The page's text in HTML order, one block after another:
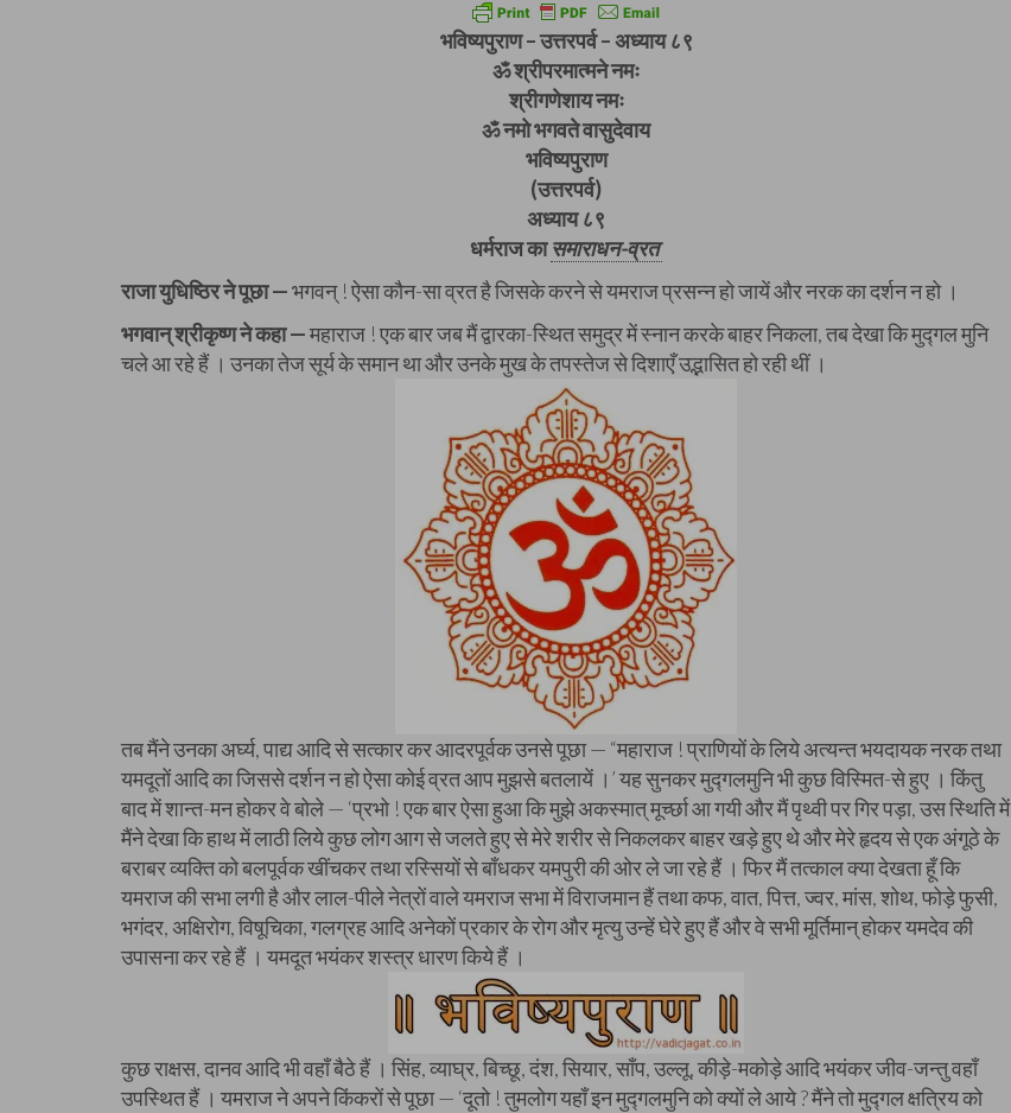
भविष्यपुराण – उत्तरपर्व – अध्याय ८९
ॐ श्रीपरमात्मने नमः
श्रीगणेशाय नमः
ॐ नमो भगवते वासुदेवाय
भविष्यपुराण
(उत्तरपर्व)
अध्याय ८९
धर्मराज कासमाराधन-व्रत
राजा युधिष्ठिर ने पूछा —भगवन् ! ऐसा कौन-सा व्रत है जिसके करने से यमराज प्रसन्न हो जायें और नरक का दर्शन न हो ।
भगवान् श्रीकृष्ण ने कहा —महाराज ! एक बार जब मैं द्वारका-स्थित समुद्र में स्नान करके बाहर निकला, तब देखा कि मुद्गल मुनि
चले आ रहे हैं । उनका तेज सूर्य के समान था और उनके मुख के तपस्तेज से दिशाएँ उद्भासित हो रही थीं ।
तब मैंने उनका अर्घ्य, पाद्य आदि से सत्कार कर आदरपूर्वक उनसे पूछा — “महाराज ! प्राणियों के लिये अत्यन्त भयदायक नरक तथा
यमदूतों आदि का जिससे दर्शन न हो ऐसा कोई व्रत आप मुझसे बतलायें ।’ यह सुनकर मुद्गलमुनि भी कुछ विस्मित-से हुए । किंतु
बाद में शान्त-मन होकर वे बोले — ‘प्रभो ! एक बार ऐसा हुआ कि मुझे अकस्मात् मूर्च्छा आ गयी और मैं पृथ्वी पर गिर पड़ा, उस स्थिति में
मैंने देखा कि हाथ में लाठी लिये कुछ लोग आग से जलते हुए से मेरे शरीर से निकलकर बाहर खड़े हुए थे और मेरे हृदय से एक अंगूठे के
बराबर व्यक्ति को बलपूर्वक खींचकर तथा रस्सियों से बाँधकर यमपुरी की ओर ले जा रहे हैं । फिर मैं तत्काल क्या देखता हूँ कि
यमराज की सभा लगी है और लाल-पीले नेत्रों वाले यमराज सभा में विराजमान हैं तथा कफ, वात, पित्त, ज्वर, मांस, शोथ, फोड़े फुसी,
भगंदर, अक्षिरोग, विषूचिका, गलग्रह आदि अनेकों प्रकार के रोग और मृत्यु उन्हें घेरे हुए हैं और वे सभी मूर्तिमान् होकर यमदेव की
उपासना कर रहे हैं । यमदूत भयंकर शस्त्र धारण किये हैं ।
कुछ राक्षस, दानव आदि भी वहाँ बैठे हैं । सिंह, व्याघ्र, बिच्छू, दंश, सियार, साँप, उल्लू, कीड़े-मकोड़े आदि भयंकर जीव-जन्तु वहाँ
उपस्थित हैं । यमराज ने अपने किंकरों से पूछा — ‘दूतो ! तुमलोग यहाँ इन मुद्गलमुनि को क्यों ले आये ? मैंने तो मुद्गल क्षत्रिय को